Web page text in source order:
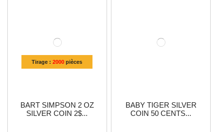
Tirage :2000 pièces
BART SIMPSON 2 OZ
SILVER COIN 2$...
BABY TIGER SILVER
COIN 50 CENTS...